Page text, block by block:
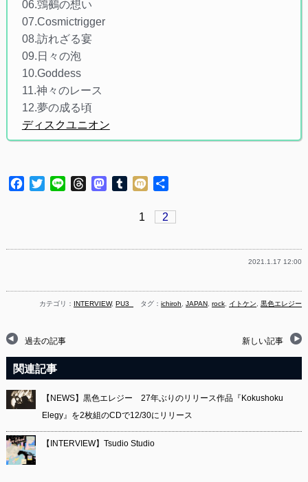
06.鵼鵺の想い
07.Cosmictrigger
08.訪れざる宴
09.日々の泡
10.Goddess
11.神々のレース
12.夢の成る頃
ディスクユニオン
Facebook
TwitterLine ThreadsMastodon
Tumblr
Mixi
1
2
2021.1.17 12:00
カテゴリ： INTERVIEW,PU3_ タグ：ichiroh ,JAPAN ,rock イトケン ,黒色エレジー
過去の記事 新しい記事
関連記事
【NEWS】黒色エレジー 27年ぶりのリリース作品『Kokushoku
Elegy』を2枚組のCDで12/30にリリース
【INTERVIEW】Tsudio Studio